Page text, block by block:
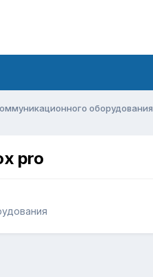
оборудования
pro